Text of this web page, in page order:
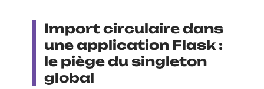
Import circulaire dans
une application Flask :
le piège du singleton
global